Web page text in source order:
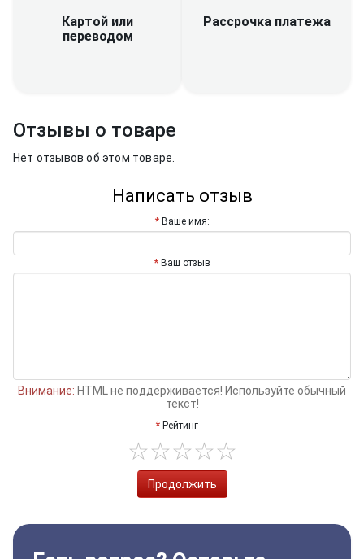
Картой или
переводом
Рассрочка платежа
Отзывы о товаре
Нет отзывов об этом товаре.
Написать отзыв
Ваше имя:
Ваш отзыв
Внимание: HTML не поддерживается! Используйте обычный
текст!
Рейтинг
Продолжить